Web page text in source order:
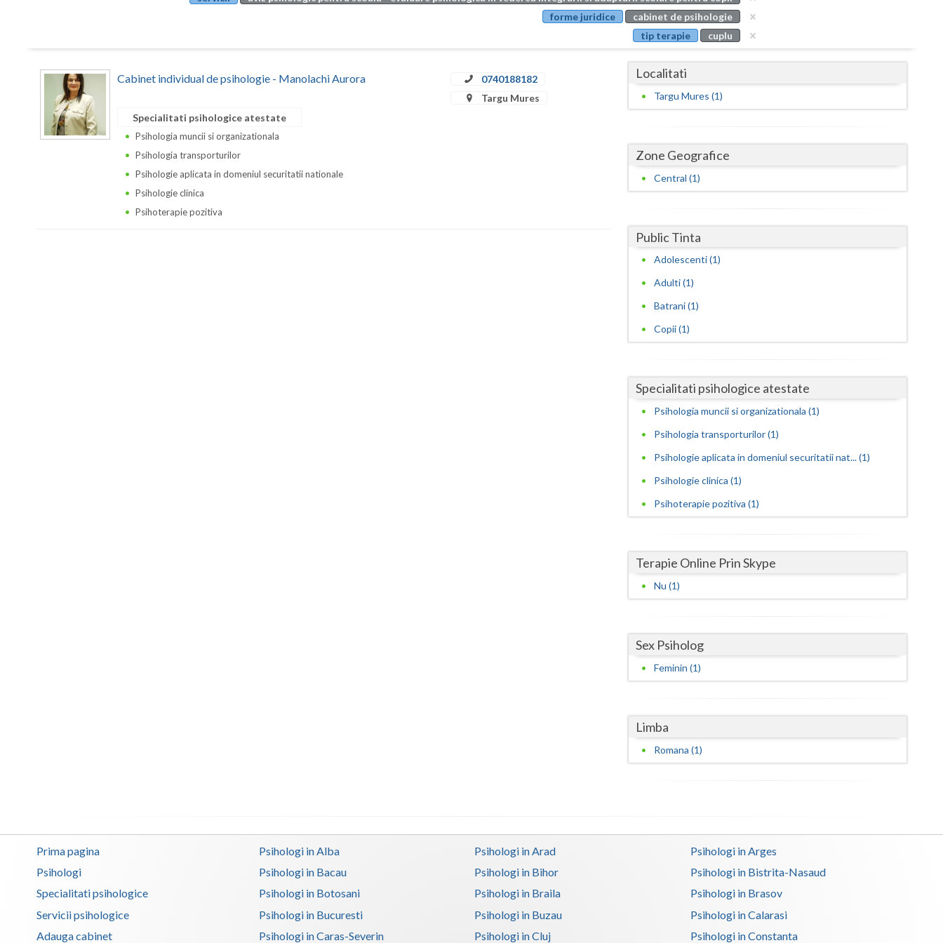
Buzau
Calarasi
Caras-Severin
Hunedoara
Iasi
Ilfov
Maramures
Mehedinti
Mures
Olt
Prahova
Sibiu
Teleorman
Timis
Vaslui
Vrancea
forme juridice
cabinet de psihologie
tip terapie
cuplu
Cabinet individual de psihologie - Manolachi Aurora
0740188182
Targu Mures
Specialitati psihologice atestate
Psihologia muncii si organizationala
Psihologia transporturilor
Psihologie aplicata in domeniul securitatii nationale
Psihologie clinica
Psihoterapie pozitiva
Localitati
Targu Mures (1)
Zone Geografice
Central (1)
Public Tinta
Adolescenti (1)
Adulti (1)
Batrani (1)
Copii (1)
Specialitati psihologice atestate
Psihologia muncii si organizationala (1)
Psihologia transporturilor (1)
Psihologie aplicata in domeniul securitatii nat... (1)
Psihologie clinica (1)
Psihoterapie pozitiva (1)
Terapie Online Prin Skype
Nu (1)
Sex Psiholog
Feminin (1)
Limba
Romana (1)
Prima pagina
Psihologi
Specialitati psihologice
Servicii psihologice
Adauga cabinet
Psihologi in Alba Psihologi in Arad
Psihologi in Arges
Psihologi in Bacau
Psihologi in Bihor
Psihologi in Bistrita-Nasaud
Psihologi in Botosani
Psihologi in Braila
Psihologi in Brasov
Psihologi in Bucuresti
Psihologi in Buzau
Psihologi in Calarasi
Psihologi in Caras-Severin
Psihologi in Cluj Psihologi in Constanta